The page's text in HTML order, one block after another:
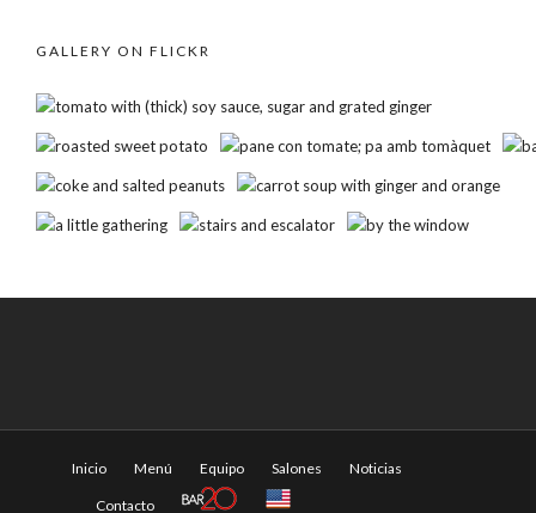
GALLERY ON FLICKR
Inicio Menú Equipo Salones Noticias
Contacto